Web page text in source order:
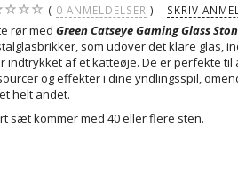
0 ANMELDELSER SKRIV
rør medGreen Catseye Gaming Glass
som udover det klare glas,
indtrykket af et katteøje. De er perfekte til
og effekter i dine yndlingsspil,
helt andet.
sæt kommer med 40 eller flere sten.